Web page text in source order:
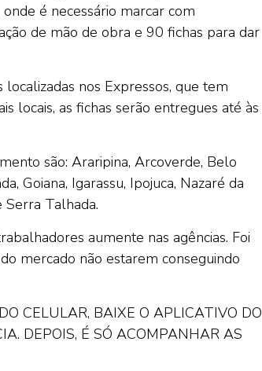
é necessário marcar com
de mão de obra e 90 fichas para dar
nos Expressos, que tem
locais, as fichas serão entregues até às
são: Araripina, Arcoverde, Belo
Goiana, Igarassu, Ipojuca, Nazaré da
Serra Talhada.
aumente nas agências. Foi
mercado não estarem conseguindo
CELULAR, BAIXE O APLICATIVO DO
DEPOIS, É SÓ ACOMPANHAR AS